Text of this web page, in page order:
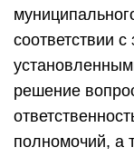
соответствии
решение
полномочий, а